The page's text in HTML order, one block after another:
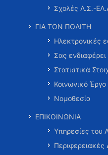
Σχολές Λ.Σ.-
ΓΙΑ ΤΟΝ ΠΟΛΙΤΗ
Ηλεκτρονικές
Σας ενδιαφέρει
Στατιστικά
Κοινωνικό
Νομοθεσία
ΕΠΙΚΟΙΝΩΝΙΑ
Υπηρεσίες του
Περιφερειακές